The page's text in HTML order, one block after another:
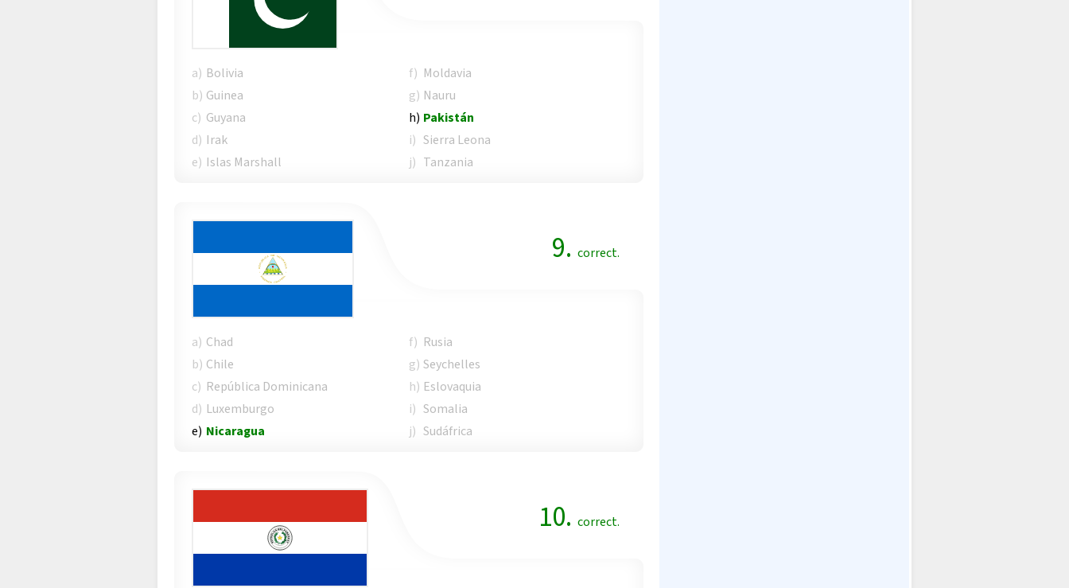
a) Bolivia
b) Guinea
c) Guyana
d) Irak
e) Islas Marshall
f) Moldavia
g) Nauru
h) Pakistán
i) Sierra Leona
j) Tanzania
9. correct.
a) Chad
b) Chile
c) República Dominicana
d) Luxemburgo
e) Nicaragua
f) Rusia
g) Seychelles
h) Eslovaquia
i) Somalia
j) Sudáfrica
10. correct.